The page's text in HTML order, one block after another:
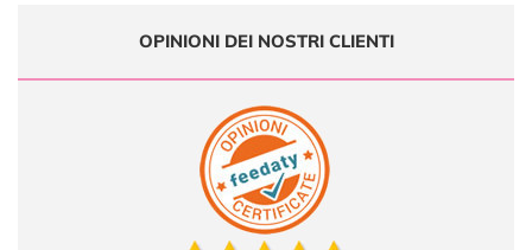
OPINIONI DEI NOSTRI CLIENTI